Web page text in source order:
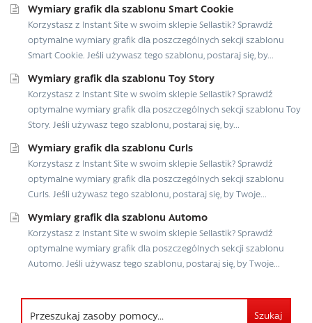
Wymiary grafik dla szablonu Smart Cookie
Korzystasz z Instant Site w swoim sklepie Sellastik? Sprawdź
optymalne wymiary grafik dla poszczególnych sekcji szablonu
Smart Cookie. Jeśli używasz tego szablonu, postaraj się, by...
Wymiary grafik dla szablonu Toy Story
Korzystasz z Instant Site w swoim sklepie Sellastik? Sprawdź
optymalne wymiary grafik dla poszczególnych sekcji szablonu Toy
Story. Jeśli używasz tego szablonu, postaraj się, by...
Wymiary grafik dla szablonu Curls
Korzystasz z Instant Site w swoim sklepie Sellastik? Sprawdź
optymalne wymiary grafik dla poszczególnych sekcji szablonu
Curls. Jeśli używasz tego szablonu, postaraj się, by Twoje...
Wymiary grafik dla szablonu Automo
Korzystasz z Instant Site w swoim sklepie Sellastik? Sprawdź
optymalne wymiary grafik dla poszczególnych sekcji szablonu
Automo. Jeśli używasz tego szablonu, postaraj się, by Twoje...
Szukaj